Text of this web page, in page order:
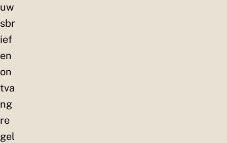
uw
sbr
ief
en
on
tva
ng
re
gel